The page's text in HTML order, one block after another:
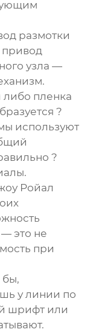
размотки
привод
узла —
пленка
?
используют
?
Ройал
это не
при
бы,
у линии по
шрифт или